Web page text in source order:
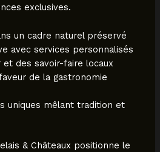
exclusives.
un cadre naturel préservé
avec services personnalisés
des savoir-faire locaux
de la gastronomie
uniques mêlant tradition et
& Châteaux positionne le